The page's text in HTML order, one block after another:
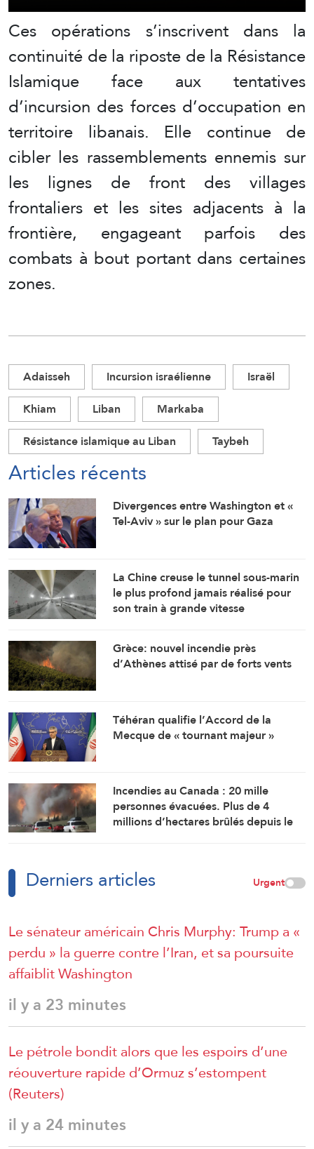
Ces opérations s’inscrivent dans la
continuité de la riposte de la Résistance
Islamique face aux tentatives
d’incursion des forces d’occupation en
territoire libanais. Elle continue de
cibler les rassemblements ennemis sur
les lignes de front des villages
frontaliers et les sites adjacents à la
frontière, engageant parfois des
combats à bout portant dans certaines
zones.
Adaisseh Incursion israélienne
Israël
Khiam
Liban
Markaba
Résistance islamique au Liban
Taybeh
Articles récents
Divergences entre Washington et «
Tel-Aviv » sur le plan pour Gaza
La Chine creuse le tunnel sous-marin
le plus profond jamais réalisé pour
son train à grande vitesse
Grèce: nouvel incendie près
d’Athènes attisé par de forts vents
Téhéran qualifie l’Accord de la
Mecque de « tournant majeur »
Incendies au Canada : 20 mille
personnes évacuées. Plus de 4
millions d’hectares brûlés depuis le
Derniers articles Urgent
Le sénateur américain Chris Murphy: Trump a «
perdu » la guerre contre l’Iran, et sa poursuite
affaiblit Washington
il y a 23 minutes
Le pétrole bondit alors que les espoirs d’une
réouverture rapide d’Ormuz s’estompent
(Reuters)
il y a 24 minutes